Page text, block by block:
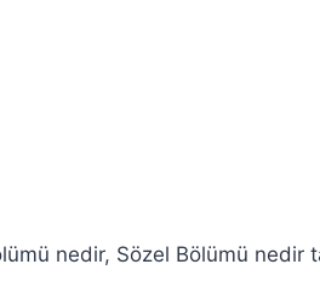
nedir, Sözel Bölümü nedir